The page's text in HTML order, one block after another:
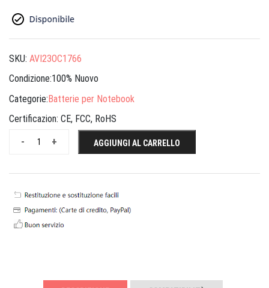
SKU: AVI23OC1766
Condizione:100% Nuovo
Categorie:Batterie per Notebook
Certificazion: CE, FCC, RoHS
+
- AGGIUNGI AL CARRELLO